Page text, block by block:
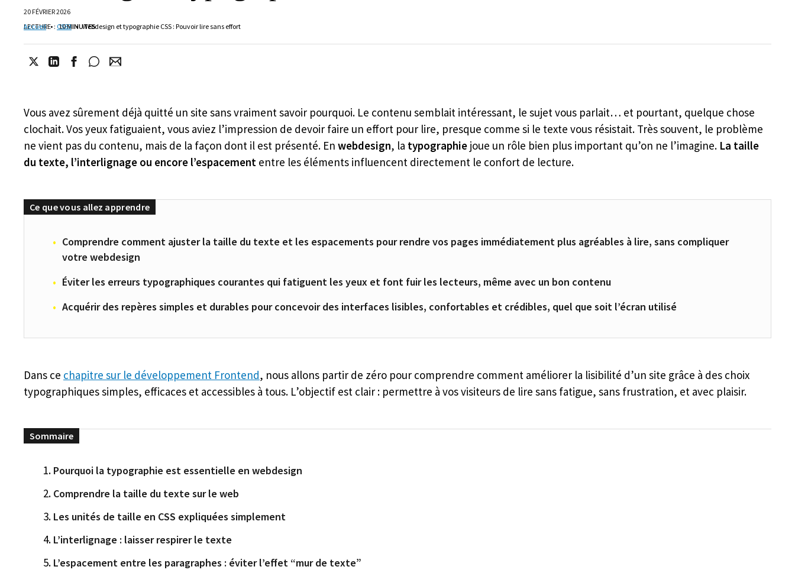
20 FÉVRIER 2026
LECTURE : 10 MINUTES
Accueil • CSS3 • Webdesign et typographie CSS : Pouvoir lire sans effort
Vous avez sûrement déjà quitté un site sans vraiment savoir pourquoi. Le contenu semblait intéressant, le sujet vous parlait… et pourtant, quelque chose
clochait. Vos yeux fatiguaient, vous aviez l’impression de devoir faire un effort pour lire, presque comme si le texte vous résistait. Très souvent, le problème
ne vient pas du contenu, mais de la façon dont il est présenté. En webdesign, la typographie joue un rôle bien plus important qu’on ne l’imagine. La taille
du texte, l’interlignage ou encore l’espacement entre les éléments influencent directement le confort de lecture.
Comprendre comment ajuster la taille du texte et les espacements pour rendre vos pages immédiatement plus agréables à lire, sans compliquer
votre webdesign
Éviter les erreurs typographiques courantes qui fatiguent les yeux et font fuir les lecteurs, même avec un bon contenu
Acquérir des repères simples et durables pour concevoir des interfaces lisibles, confortables et crédibles, quel que soit l’écran utilisé
Dans ce chapitre sur le développement Frontend, nous allons partir de zéro pour comprendre comment améliorer la lisibilité d’un site grâce à des choix
typographiques simples, efficaces et accessibles à tous. L’objectif est clair : permettre à vos visiteurs de lire sans fatigue, sans frustration, et avec plaisir.
Pourquoi la typographie est essentielle en webdesign
Comprendre la taille du texte sur le web
Les unités de taille en CSS expliquées simplement
L’interlignage : laisser respirer le texte
L’espacement entre les paragraphes : éviter l’effet “mur de texte”